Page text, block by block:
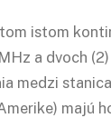
istom
a dvoch
medzi
majú